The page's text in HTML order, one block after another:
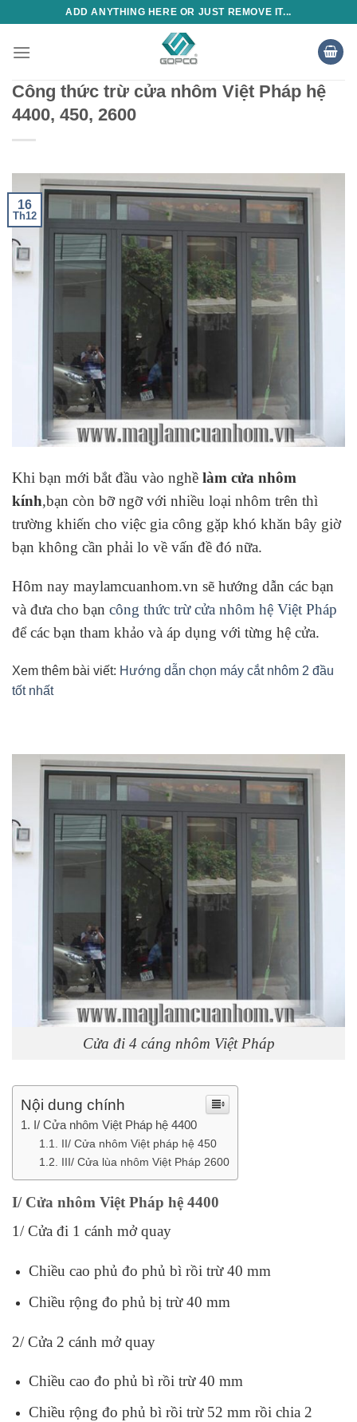
content
ADD ANYTHING HERE OR JUST REMOVE IT...
Công thức trừ cửa nhôm Việt Pháp hệ
4400, 450, 2600
16
Th12
Khi bạn mới bắt đầu vào nghề làm cửa nhôm
kính,bạn còn bỡ ngỡ với nhiều loại nhôm trên thì
trường khiến cho việc gia công gặp khó khăn bây giờ
bạn không cần phải lo về vấn đề đó nữa.
Hôm nay maylamcuanhom.vn sẽ hướng dẫn các bạn
và đưa cho bạn công thức trừ cửa nhôm hệ Việt Pháp
để các bạn tham khảo và áp dụng với từng hệ cửa.
Xem thêm bài viết: Hướng dẫn chọn máy cắt nhôm 2 đầu
tốt nhất
Cửa đi 4 cáng nhôm Việt Pháp
Nội dung chính
I/ Cửa nhôm Việt Pháp hệ 4400
II/ Cửa nhôm Việt pháp hệ 450
III/ Cửa lùa nhôm Việt Pháp 2600
I/ Cửa nhôm Việt Pháp hệ 4400
1/ Cửa đi 1 cánh mở quay
Chiều cao phủ đo phủ bì rồi trừ 40 mm
Chiều rộng đo phủ bị trừ 40 mm
2/ Cửa 2 cánh mở quay
Chiều cao đo phủ bì rồi trừ 40 mm
Chiều rộng đo phủ bì rồi trừ 52 mm rồi chia 2